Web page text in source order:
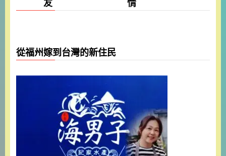
從福州嫁到台灣的新住民